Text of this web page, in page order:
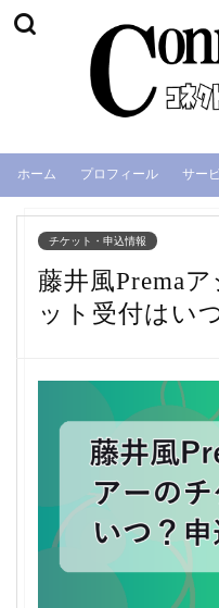
ホーム プロフィール サー
チケット・申込情報
藤井風Prema
ット受付はい